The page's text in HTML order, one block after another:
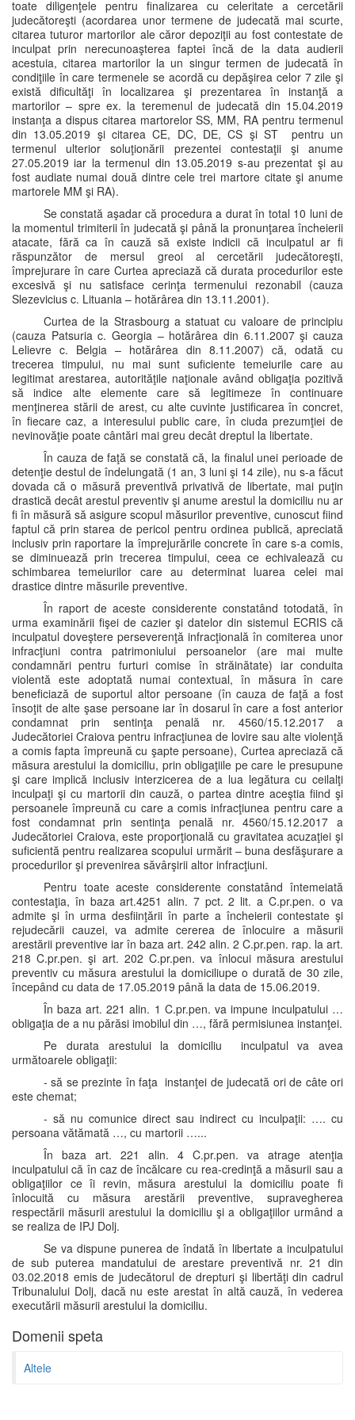
toate diligenţele pentru finalizarea cu celeritate a cercetării
judecătoreşti (acordarea unor termene de judecată mai scurte,
citarea tuturor martorilor ale căror depoziţii au fost contestate de
inculpat prin nerecunoaşterea faptei încă de la data audierii
acestuia, citarea martorilor la un singur termen de judecată în
condiţiile în care termenele se acordă cu depăşirea celor 7 zile şi
există dificultăţi în localizarea şi prezentarea în instanţă a
martorilor – spre ex. la teremenul de judecată din 15.04.2019
instanţa a dispus citarea martorelor SS, MM, RA pentru termenul
din 13.05.2019 şi citarea CE, DC, DE, CS şi ST pentru un
termenul ulterior soluţionării prezentei contestaţii şi anume
27.05.2019 iar la termenul din 13.05.2019 s-au prezentat şi au
fost audiate numai două dintre cele trei martore citate şi anume
martorele MM şi RA).
Se constată aşadar că procedura a durat în total 10 luni de
la momentul trimiterii în judecată şi până la pronunţarea încheierii
atacate, fără ca în cauză să existe indicii că inculpatul ar fi
răspunzător de mersul greoi al cercetării judecătoreşti,
împrejurare în care Curtea apreciază că durata procedurilor este
excesivă şi nu satisface cerinţa termenului rezonabil (cauza
Slezevicius c. Lituania – hotărârea din 13.11.2001).
Curtea de la Strasbourg a statuat cu valoare de principiu
(cauza Patsuria c. Georgia – hotărârea din 6.11.2007 şi cauza
Lelievre c. Belgia – hotărârea din 8.11.2007) că, odată cu
trecerea timpului, nu mai sunt suficiente temeiurile care au
legitimat arestarea, autorităţile naţionale având obligaţia pozitivă
să indice alte elemente care să legitimeze în continuare
menţinerea stării de arest, cu alte cuvinte justificarea în concret,
în fiecare caz, a interesului public care, în ciuda prezumţiei de
nevinovăţie poate cântări mai greu decât dreptul la libertate.
În cauza de faţă se constată că, la finalul unei perioade de
detenţie destul de îndelungată (1 an, 3 luni şi 14 zile), nu s-a făcut
dovada că o măsură preventivă privativă de libertate, mai puţin
drastică decât arestul preventiv şi anume arestul la domiciliu nu ar
fi în măsură să asigure scopul măsurilor preventive, cunoscut fiind
faptul că prin starea de pericol pentru ordinea publică, apreciată
inclusiv prin raportare la împrejurările concrete în care s-a comis,
se diminuează prin trecerea timpului, ceea ce echivalează cu
schimbarea temeiurilor care au determinat luarea celei mai
drastice dintre măsurile preventive.
În raport de aceste considerente constatând totodată, în
urma examinării fişei de cazier şi datelor din sistemul ECRIS că
inculpatul doveştere perseverenţă infracţională în comiterea unor
infracţiuni contra patrimoniului persoanelor (are mai multe
condamnări pentru furturi comise în străinătate) iar conduita
violentă este adoptată numai contextual, în măsura în care
beneficiază de suportul altor persoane (în cauza de faţă a fost
însoţit de alte şase persoane iar în dosarul în care a fost anterior
condamnat prin sentinţa penală nr. 4560/15.12.2017 a
Judecătoriei Craiova pentru infracţiunea de lovire sau alte violenţă
a comis fapta împreună cu şapte persoane), Curtea apreciază că
măsura arestului la domiciliu, prin obligaţiile pe care le presupune
şi care implică inclusiv interzicerea de a lua legătura cu ceilalţi
inculpaţi şi cu martorii din cauză, o partea dintre aceştia fiind şi
persoanele împreună cu care a comis infracţiunea pentru care a
fost condamnat prin sentinţa penală nr. 4560/15.12.2017 a
Judecătoriei Craiova, este proporţională cu gravitatea acuzaţiei şi
suficientă pentru realizarea scopului urmărit – buna desfăşurare a
procedurilor şi prevenirea săvârşirii altor infracţiuni.
Pentru toate aceste considerente constatând întemeiată
contestaţia, în baza art.4251 alin. 7 pct. 2 lit. a C.pr.pen. o va
admite şi în urma desfiinţării în parte a încheierii contestate şi
rejudecării cauzei, va admite cererea de înlocuire a măsurii
arestării preventive iar în baza art. 242 alin. 2 C.pr.pen. rap. la art.
218 C.pr.pen. şi art. 202 C.pr.pen. va înlocui măsura arestului
preventiv cu măsura arestului la domiciliupe o durată de 30 zile,
începând cu data de 17.05.2019 până la data de 15.06.2019.
În baza art. 221 alin. 1 C.pr.pen. va impune inculpatului …
obligaţia de a nu părăsi imobilul din …, fără permisiunea instanţei.
Pe durata arestului la domiciliu inculpatul va avea
următoarele obligaţii:
- să se prezinte în faţa instanţei de judecată ori de câte ori
este chemat;
- să nu comunice direct sau indirect cu inculpaţii: …. cu
persoana vătămată …, cu martorii …...
În baza art. 221 alin. 4 C.pr.pen. va atrage atenţia
inculpatului că în caz de încălcare cu rea-credinţă a măsurii sau a
obligaţiilor ce îi revin, măsura arestului la domiciliu poate fi
înlocuită cu măsura arestării preventive, supravegherea
respectării măsurii arestului la domiciliu şi a obligaţiilor urmând a
se realiza de IPJ Dolj.
Se va dispune punerea de îndată în libertate a inculpatului
de sub puterea mandatului de arestare preventivă nr. 21 din
03.02.2018 emis de judecătorul de drepturi şi libertăţi din cadrul
Tribunalului Dolj, dacă nu este arestat în altă cauză, în vederea
executării măsurii arestului la domiciliu.
Domenii speta
Altele